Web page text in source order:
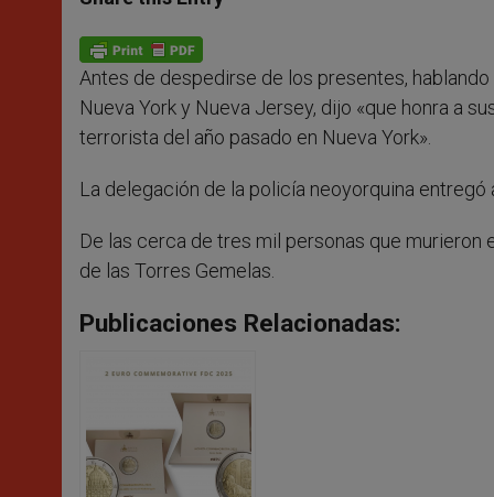
s
p
p
e
g
e
r
b
o
k
Antes de despedirse de los presentes,
Nueva York y Nueva Jersey, dijo «que honra a
terrorista del año pasado en Nueva York».
La delegación de la policía neoyorquina
De las cerca de tres mil personas que murieron
de las Torres Gemelas.
Publicaciones Relacionadas: